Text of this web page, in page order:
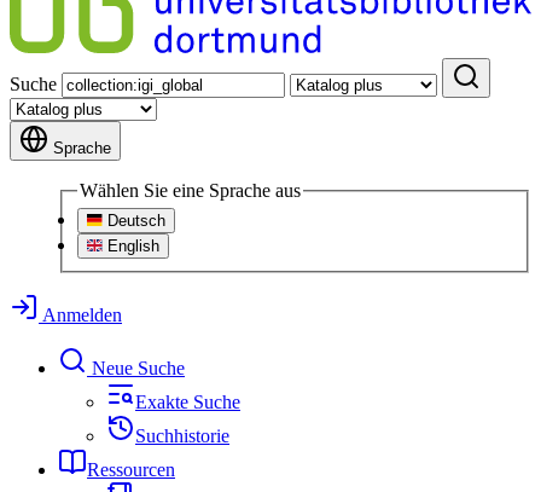
Suche
Sprache
Wählen Sie eine Sprache aus
Deutsch
English
Anmelden
Neue Suche
Exakte Suche
Suchhistorie
Ressourcen